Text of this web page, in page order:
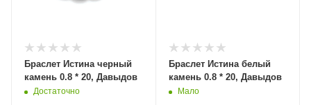
Браслет Истина черный
камень 0.8 * 20, Давыдов
Достаточно
Браслет Истина белый
камень 0.8 * 20, Давыдов
Мало